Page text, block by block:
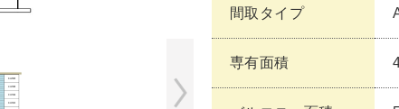
間取タイプ
専有面積